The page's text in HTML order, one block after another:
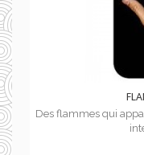
Des flammes qui